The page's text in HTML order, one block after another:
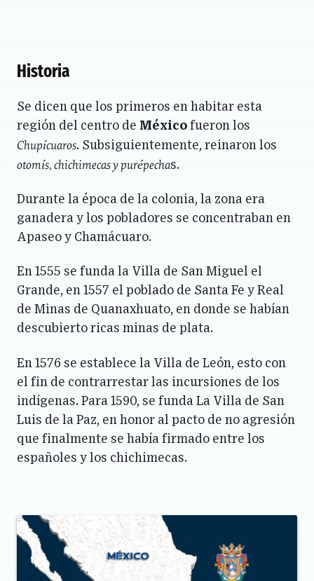
Historia
Se dicen que los primeros en habitar esta
región del centro de México fueron los
Chupícuaros. Subsiguientemente, reinaron los
otomís, chichimecas y purépechas.
Durante la época de la colonia, la zona era
ganadera y los pobladores se concentraban en
Apaseo y Chamácuaro.
En 1555 se funda la Villa de San Miguel el
Grande, en 1557 el poblado de Santa Fe y Real
de Minas de Quanaxhuato, en donde se habían
descubierto ricas minas de plata.
En 1576 se establece la Villa de León, esto con
el fin de contrarrestar las incursiones de los
indígenas. Para 1590, se funda La Villa de San
Luis de la Paz, en honor al pacto de no agresión
que finalmente se había firmado entre los
españoles y los chichimecas.